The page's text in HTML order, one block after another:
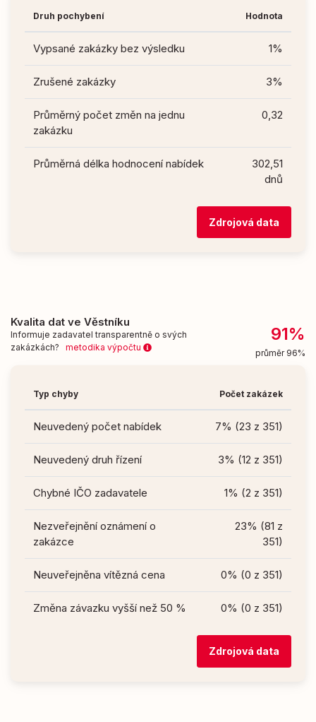
Druh pochybení Hodnota
Vypsané zakázky bez výsledku 1%
Zrušené zakázky 3%
Průměrný počet změn na jednu
zakázku
0,32
Průměrná délka hodnocení nabídek
302,51
dnů
Zdrojová data
Kvalita dat ve Věstníku
Informuje zadavatel transparentně o svých
zakázkách? metodika výpočtu
91%
průměr 96%
Typ chyby Počet zakázek
Neuvedený počet nabídek 7% (23 z 351)
Neuvedený druh řízení 3% (12 z 351)
Chybné IČO zadavatele 1% (2 z 351)
Nezveřejnění oznámení o
zakázce
23% (81 z
351)
Neuveřejněna vítězná cena 0% (0 z 351)
Změna závazku vyšší než 50 % 0% (0 z 351)
Zdrojová data